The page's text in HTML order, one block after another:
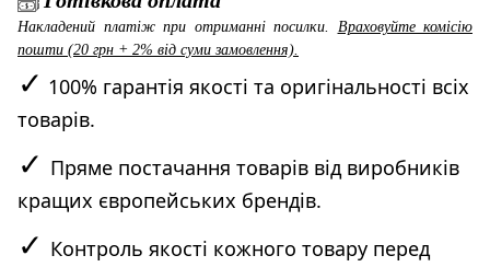
Накладений платіж при отриманні посилки. Враховуйте комісію
пошти (20 грн + 2% від суми замовлення).
✓ 100% гарантія якості та оригінальності всіх
товарів.
✓ Пряме постачання товарів від виробників
кращих європейських брендів.
✓ Контроль якості кожного товару перед